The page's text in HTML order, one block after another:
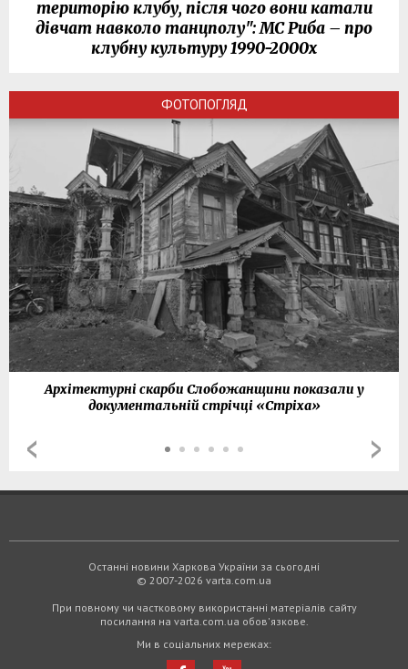
територію клубу, після чого вони катали
дівчат навколо танцполу": МС Риба – про
клубну культуру 1990-2000х
ФОТОПОГЛЯД
Архітектурні скарби Слобожанщини показали у
документальній стрічці «Стріха»
Останні новини Харкова України за сьогодні
© 2007-2026 varta.com.ua
При повному чи частковому використанні матеріалів сайту
посилання на varta.com.ua обов'язкове.
Ми в соціальних мережах: